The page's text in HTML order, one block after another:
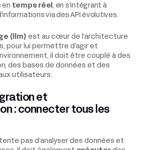
en temps réel , en s’intégrant à
via des API évolutives.
(llm) est au cœur de l’architecture
pour lui permettre d’agir et
il doit être couplé à des
des bases de données et des
utilisateurs.
et
: connecter tous les
pas d’analyser des données et